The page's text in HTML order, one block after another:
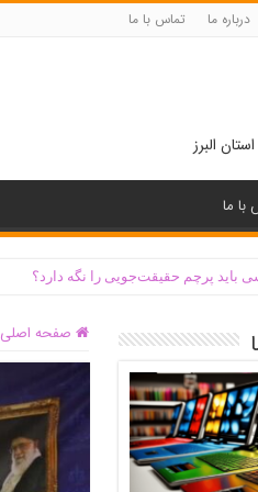
درباره ما تماس با ما
البرز
با ما
باید پرچم حقیقت‌جویی را نگه دارد؟
صفحه اصلی